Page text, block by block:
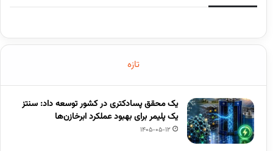
تازه
یک محقق پسادکتری در کشور توسعه داد: سنتز
یک پلیمر برای بهبود عملکرد ابرخازن‌ها
1405-05-12